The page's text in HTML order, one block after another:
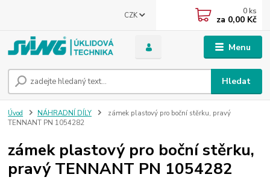
Menu
CZK
Hledat
0 ks
za 0,00 Kč
Úvod NÁHRADNÍ DÍLY
zámek plastový pro boční stěrku, pravý
TENNANT PN 1054282
zámek plastový pro boční stěrku,
pravý TENNANT PN 1054282